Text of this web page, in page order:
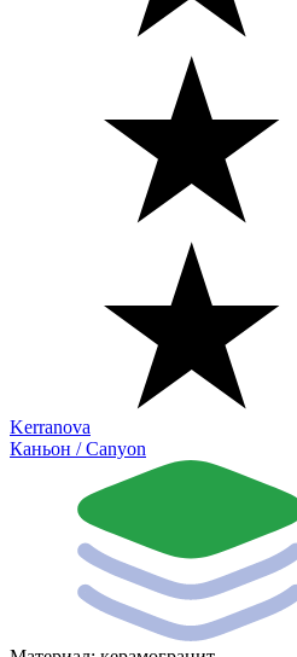
Kerranova
Каньон / Canyon